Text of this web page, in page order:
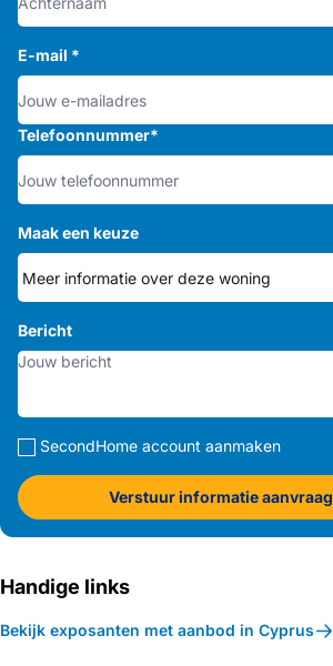
E-mail *
Telefoonnummer*
Maak een keuze
Bericht
SecondHome account aanmaken
Verstuur informatie aanvraag
Handige links
Bekijk exposanten met aanbod in Cyprus